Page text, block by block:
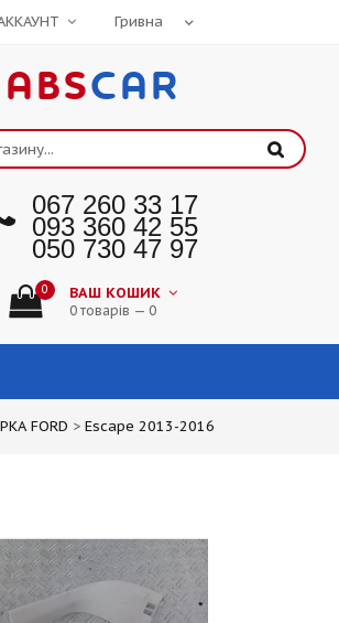
ABSCAR
067 260 33 17
093 360 42 55
050 730 47 97
0 ВАШ КОШИК
0 товарів — 0
FORD > Escape 2013-2016